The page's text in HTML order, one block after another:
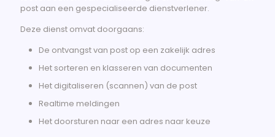
post aan een gespecialiseerde dienstverlener.
Deze dienst omvat doorgaans:
De ontvangst van post op een zakelijk adres
Het sorteren en klasseren van documenten
Het digitaliseren (scannen) van de post
Realtime meldingen
Het doorsturen naar een adres naar keuze